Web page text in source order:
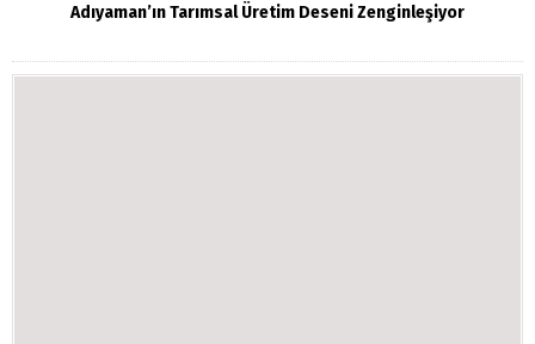
Adıyaman’ın Tarımsal Üretim Deseni Zenginleşiyor